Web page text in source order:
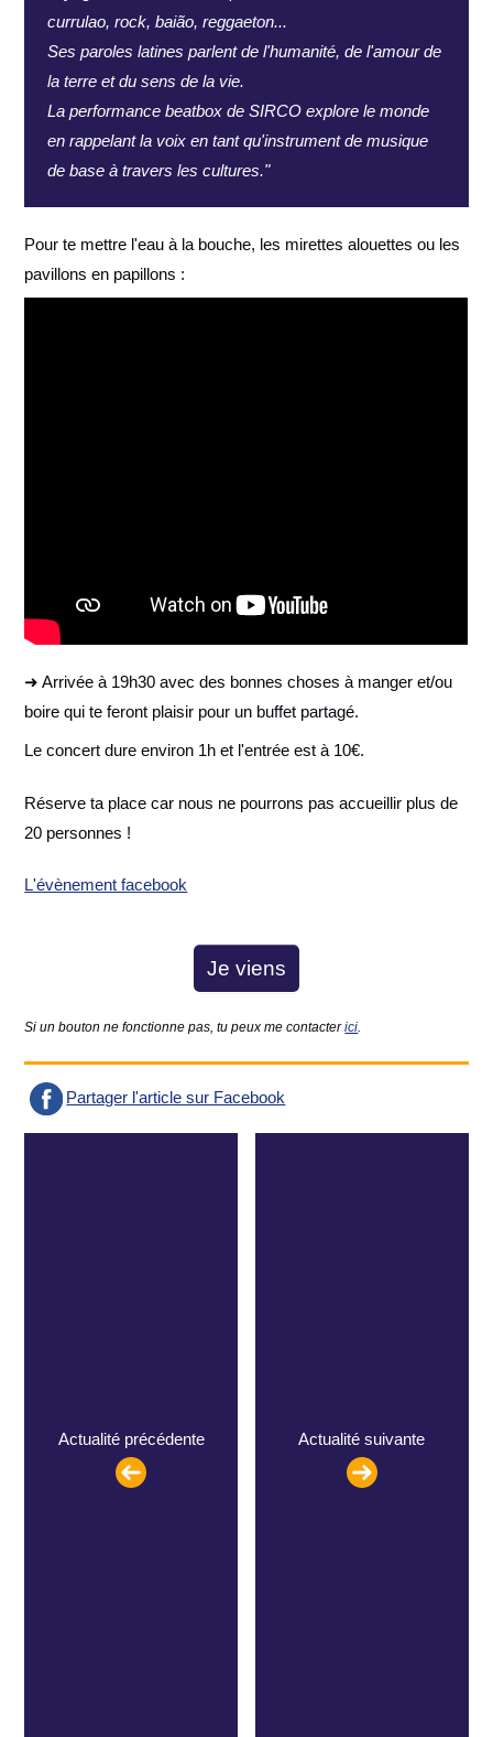
currulao, rock, baião, reggaeton...
Ses paroles latines parlent de l'humanité, de l'amour de
la terre et du sens de la vie.
La performance beatbox de SIRCO explore le monde
en rappelant la voix en tant qu'instrument de musique
de base à travers les cultures."
Pour te mettre l'eau à la bouche, les mirettes alouettes ou les
pavillons en papillons :
➜ Arrivée à 19h30 avec des bonnes choses à manger et/ou
boire qui te feront plaisir pour un buffet partagé.
Le concert dure environ 1h et l'entrée est à 10€.
Réserve ta place car nous ne pourrons pas accueillir plus de
20 personnes !
L'évènement facebook
Je viens
Si un bouton ne fonctionne pas, tu peux me contacterici
Partager l'article sur Facebook
Actualité précédente Actualité suivante